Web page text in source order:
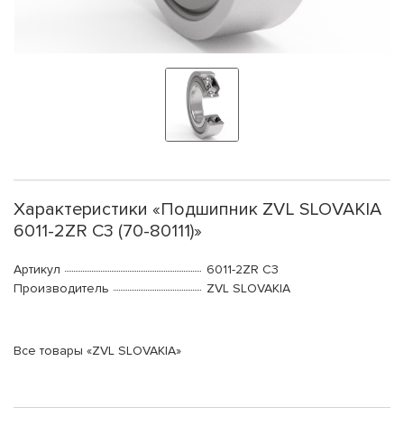
Характеристики «Подшипник ZVL SLOVAKIA
6011-2ZR C3 (70-80111)»
Артикул
6011-2ZR C3
Производитель
ZVL SLOVAKIA
Все товары «ZVL SLOVAKIA»